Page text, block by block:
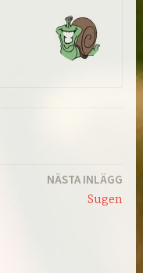
NÄSTA INLÄGG
Sugen